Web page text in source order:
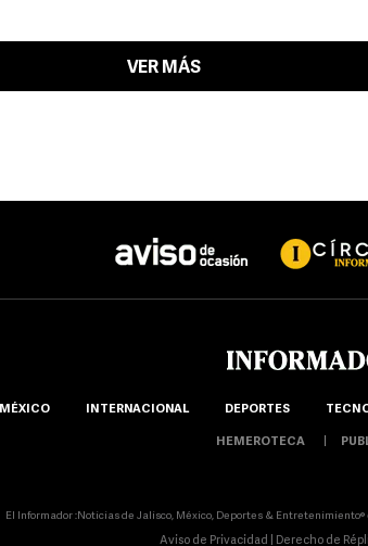
VER MÁS
MÉXICO INTERNACIONAL DEPORTES
HEMEROTECA
El Informador ::Noticias de Jalisco, México, Deportes & Entretenimiento®
Aviso de Privacidad Derecho de